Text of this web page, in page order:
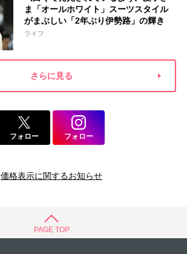
ま「オールホワイト」スーツスタイル
がまぶしい「2年ぶり伊勢路」の輝き
ライフ
さらに見る
フォロー フォロー
価格表示に関するお知らせ
PAGE TOP